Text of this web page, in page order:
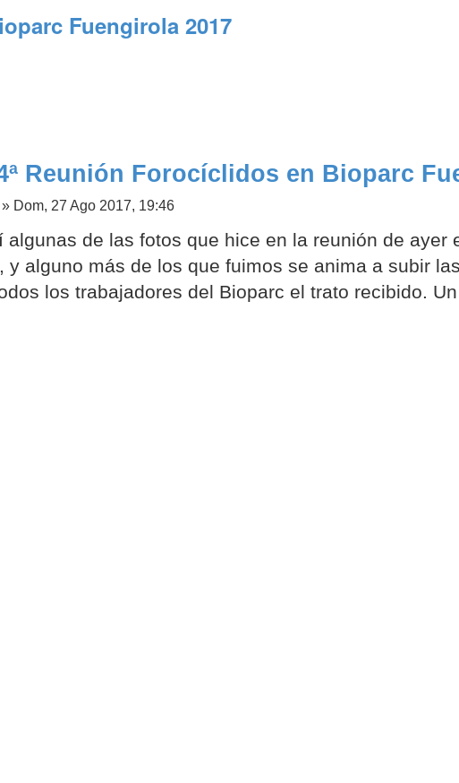
Fuengirola 2017
Reunión Forocíclidos en Bioparc
Dom, 27 Ago 2017, 19:46
algunas de las fotos que hice en la reunión de ayer
y alguno más de los que fuimos se anima a subir
los trabajadores del Bioparc el trato recibido.